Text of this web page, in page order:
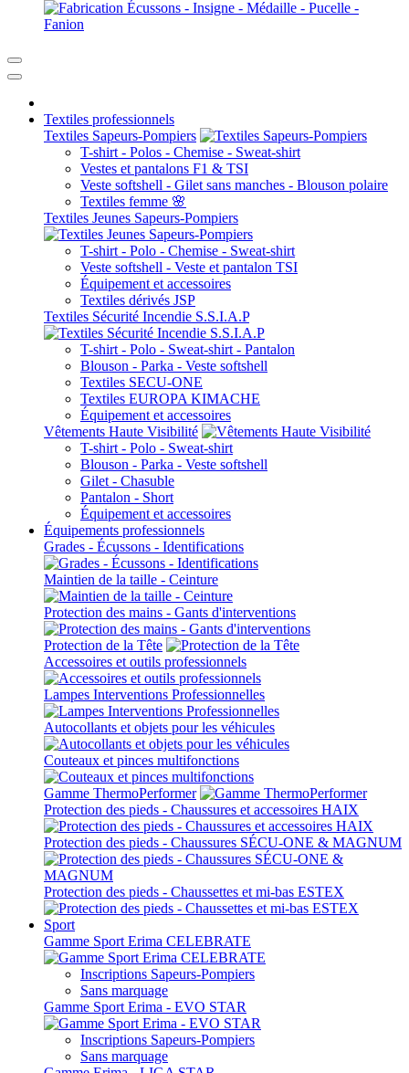
Textiles professionnels
Textiles Sapeurs-Pompiers
T-shirt - Polos - Chemise - Sweat-shirt
Vestes et pantalons F1 & TSI
Veste softshell - Gilet sans manches - Blouson polaire
Textiles femme 🌸
Textiles Jeunes Sapeurs-Pompiers
T-shirt - Polo - Chemise - Sweat-shirt
Veste softshell - Veste et pantalon TSI
Équipement et accessoires
Textiles dérivés JSP
Textiles Sécurité Incendie S.S.I.A.P
T-shirt - Polo - Sweat-shirt - Pantalon
Blouson - Parka - Veste softshell
Textiles SECU-ONE
Textiles EUROPA KIMACHE
Équipement et accessoires
Vêtements Haute Visibilité
T-shirt - Polo - Sweat-shirt
Blouson - Parka - Veste softshell
Gilet - Chasuble
Pantalon - Short
Équipement et accessoires
Équipements professionnels
Grades - Écussons - Identifications
Maintien de la taille - Ceinture
Protection des mains - Gants d'interventions
Protection de la Tête
Accessoires et outils professionnels
Lampes Interventions Professionnelles
Autocollants et objets pour les véhicules
Couteaux et pinces multifonctions
Gamme ThermoPerformer
Protection des pieds - Chaussures et accessoires HAIX
Protection des pieds - Chaussures SÉCU-ONE & MAGNUM
Protection des pieds - Chaussettes et mi-bas ESTEX
Sport
Gamme Sport Erima CELEBRATE
Inscriptions Sapeurs-Pompiers
Sans marquage
Gamme Sport Erima - EVO STAR
Inscriptions Sapeurs-Pompiers
Sans marquage